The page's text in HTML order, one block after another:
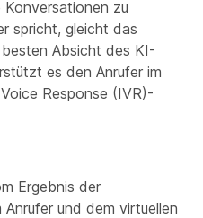
zu
spricht, gleicht das
Absicht des KI-
es den Anrufer im
Response (IVR)-
Ergebnis der
und dem virtuellen